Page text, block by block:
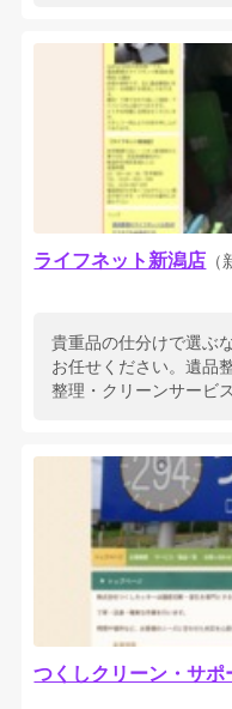
ライフネット新潟店
貴重品の仕分けで選ぶ
お任せください。遺品
整理・クリーンサービ
つくしクリーン・サポ